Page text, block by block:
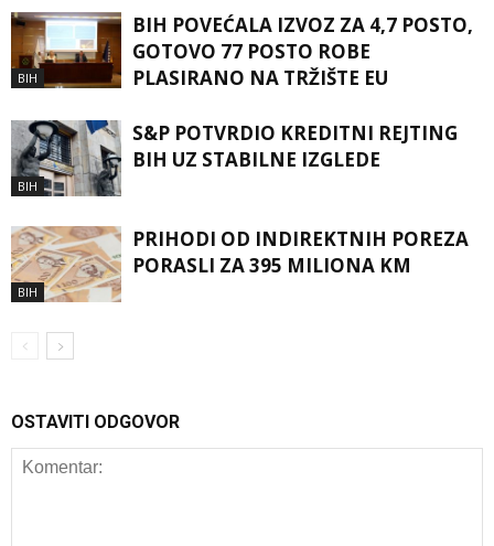
BIH
BIH POVEĆALA IZVOZ ZA 4,7 POSTO,
GOTOVO 77 POSTO ROBE
PLASIRANO NA TRŽIŠTE EU
BIH
S&P POTVRDIO KREDITNI REJTING
BIH UZ STABILNE IZGLEDE
BIH
PRIHODI OD INDIREKTNIH POREZA
PORASLI ZA 395 MILIONA KM
OSTAVITI ODGOVOR